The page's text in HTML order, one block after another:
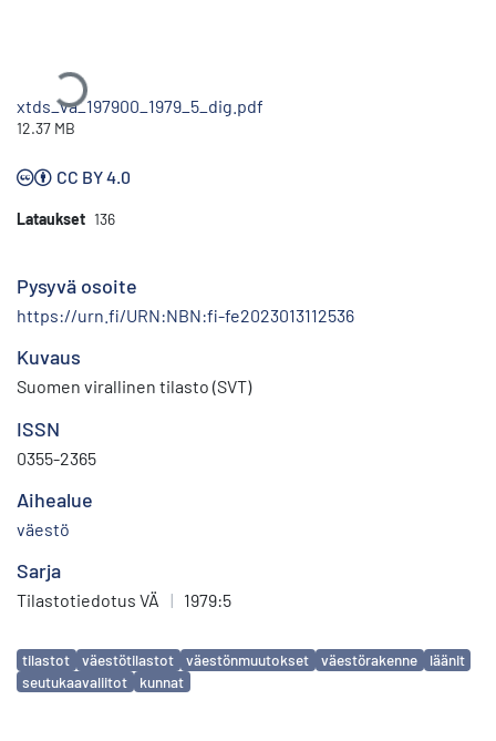
Ladataan...
xtds_va_197900_1979_5_dig.pdf
12.37 MB
CC BY 4.0
Lataukset 136
Pysyvä osoite
https://urn.fi/URN:NBN:fi-fe2023013112536
Kuvaus
Suomen virallinen tilasto (SVT)
ISSN
0355-2365
Aihealue
väestö
Sarja
Tilastotiedotus VÄ | 1979:5
Avainsanat
tilastot väestötilastot väestönmuutokset väestörakenne
läänit
seutukaavaliitot
kunnat